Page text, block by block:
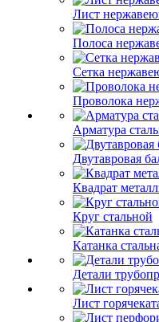
Лист
Полоса
Сетка
Проволока
Арматура
Двутавровая
Квадрат
Круг стальной
Катанка
Детали
Лист